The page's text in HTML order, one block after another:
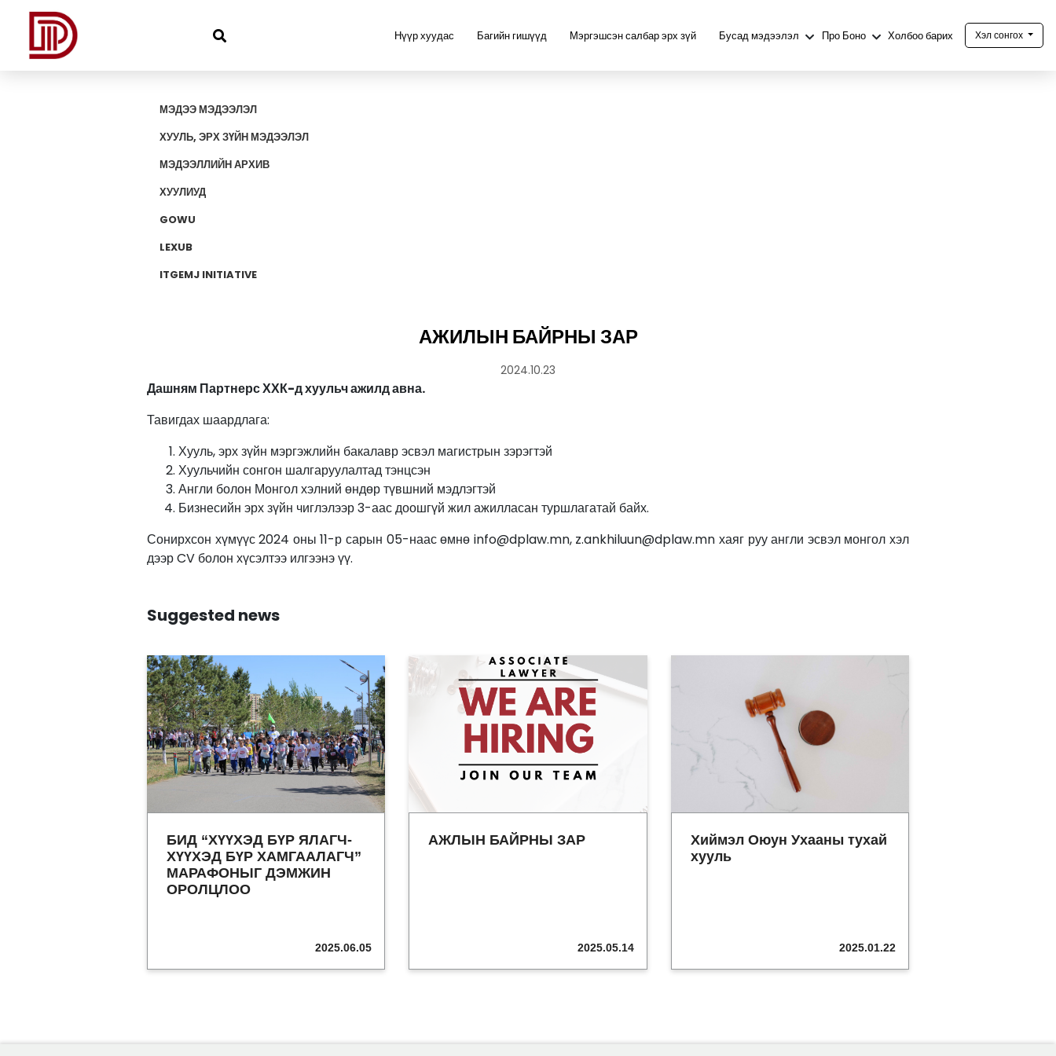
Нүүр хуудас Багийн гишүүд Мэргэшсэн салбар эрх зүй Бусад мэдээлэл Про Боно Холбоо барих Хэл сонгох
МЭДЭЭ МЭДЭЭЛЭЛ
ХУУЛЬ, ЭРХ ЗҮЙН МЭДЭЭЛЭЛ
МЭДЭЭЛЛИЙН АРХИВ
ХУУЛИУД
GOWU
LEXUB
ITGEMJ INITIATIVE
АЖИЛЫН БАЙРНЫ ЗАР
2024.10.23
Дашням Партнерс ХХК-д хуульч ажилд авна.
Тавигдах шаардлага:
Хууль, эрх зүйн мэргэжлийн бакалавр эсвэл магистрын зэрэгтэй
Хуульчийн сонгон шалгаруулалтад тэнцсэн
Англи болон Монгол хэлний өндөр түвшний мэдлэгтэй
Бизнесийн эрх зүйн чиглэлээр 3-аас доошгүй жил ажилласан туршлагатай байх.
Сонирхсон хүмүүс 2024 оны 11-р сарын 05-наас өмнө info@dplaw.mn, z.ankhiluun@dplaw.mn хаяг руу англи эсвэл монгол хэл
дээр CV болон хүсэлтээ илгээнэ үү.
Suggested news
БИД “ХҮҮХЭД БҮР ЯЛАГЧ-
ХҮҮХЭД БҮР ХАМГААЛАГЧ”
МАРАФОНЫГ ДЭМЖИН
ОРОЛЦЛОО
2025.06.05
АЖЛЫН БАЙРНЫ ЗАР
2025.05.14
Хиймэл Оюун Ухааны тухай
хууль
2025.01.22